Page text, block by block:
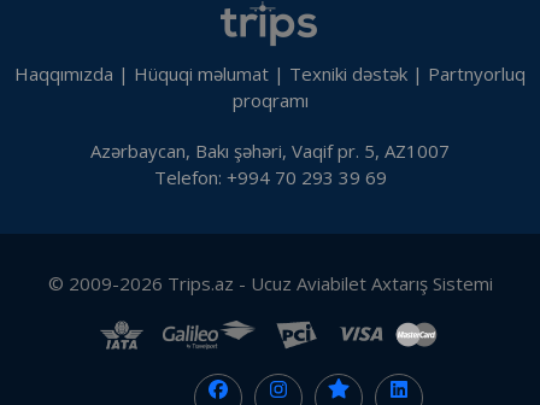
Haqqımızda | Hüquqi məlumat | Texniki dəstək | Partnyorluq
proqramı
Azərbaycan, Bakı şəhəri, Vaqif pr. 5, AZ1007
Telefon: +994 70 293 39 69
© 2009-2026 Trips.az - Ucuz Aviabilet Axtarış Sistemi